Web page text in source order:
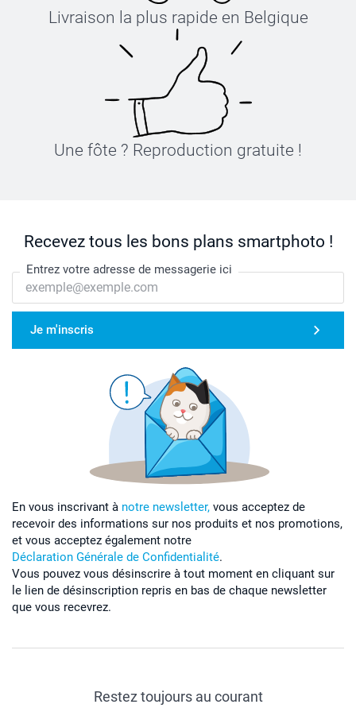
Livraison la plus rapide en Belgique
Une fôte ? Reproduction gratuite !
Recevez tous les bons plans smartphoto !
Entrez votre adresse de messagerie ici
Je m'inscris
En vous inscrivant à notre newsletter, vous acceptez de
recevoir des informations sur nos produits et nos promotions,
et vous acceptez également notre
Déclaration Générale de Confidentialité.
Vous pouvez vous désinscrire à tout moment en cliquant sur
le lien de désinscription repris en bas de chaque newsletter
que vous recevrez.
Restez toujours au courant